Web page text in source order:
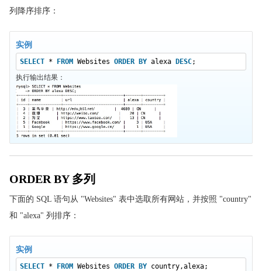
SQL NOW() 函数
SQL 快速参考
SQL 主机
SQL 总结
列降序排序：
实例
SELECT * FROM Websites ORDER BY alexa DESC;
执行输出结果：
ORDER BY 多列
下面的 SQL 语句从 "Websites" 表中选取所有网站，并按照 "country"
和 "alexa" 列排序：
实例
SELECT * FROM Websites ORDER BY country,alexa;